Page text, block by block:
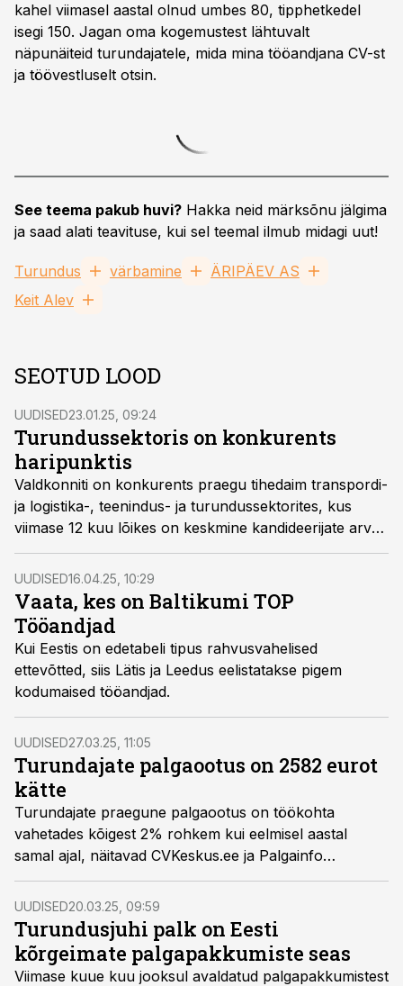
kahel viimasel aastal olnud umbes 80, tipphetkedel
isegi 150. Jagan oma kogemustest lähtuvalt
näpunäiteid turundajatele, mida mina tööandjana CV-st
ja töövestluselt otsin.
See teema pakub huvi? Hakka neid märksõnu jälgima
ja saad alati teavituse, kui sel teemal ilmub midagi uut!
Turundus värbamine
ÄRIPÄEV AS
Keit Alev
SEOTUD LOOD
UUDISED23.01.25, 09:24
Turundussektoris on konkurents
haripunktis
Valdkonniti on konkurents praegu tihedaim transpordi-
ja logistika-, teenindus- ja turundussektorites, kus
viimase 12 kuu lõikes on keskmine kandideerijate arv
vaba ametikoha nimel ületanud 70 kandideerija piiri,
näitavad CVKeskus.ee andmed.
UUDISED16.04.25, 10:29
Vaata, kes on Baltikumi TOP
Tööandjad
Kui Eestis on edetabeli tipus rahvusvahelised
ettevõtted, siis Lätis ja Leedus eelistatakse pigem
kodumaised tööandjad.
UUDISED27.03.25, 11:05
Turundajate palgaootus on 2582 eurot
kätte
Turundajate praegune palgaootus on töökohta
vahetades kõigest 2% rohkem kui eelmisel aastal
samal ajal, näitavad CVKeskus.ee ja Palgainfo
Agentuuri korraldatud tööturu-uuringu tulemused.
UUDISED20.03.25, 09:59
Turundusjuhi palk on Eesti
kõrgeimate palgapakkumiste seas
Viimase kuue kuu jooksul avaldatud palgapakkumistest